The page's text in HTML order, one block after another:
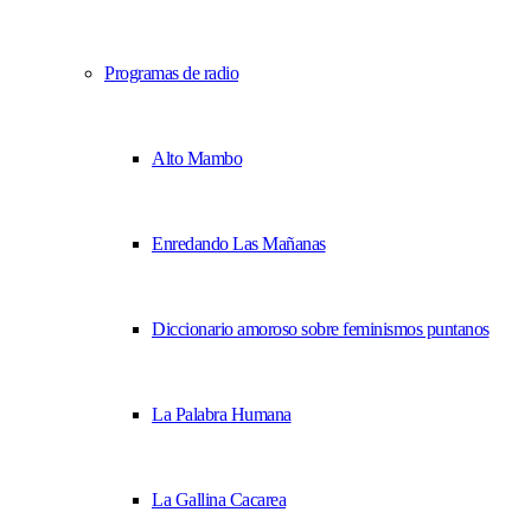
Programas de radio
Alto Mambo
Enredando Las Mañanas
Diccionario amoroso sobre feminismos puntanos
La Palabra Humana
La Gallina Cacarea